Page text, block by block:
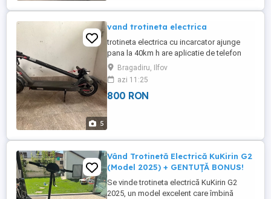
5
vand trotineta electrica
trotineta electrica cu incarcator ajunge
pana la 40km h are aplicatie de telefon
prin codul qr Anvelope pline perforate
stare excelenta, a fost folosita de maxim
2-3 ori
Bragadiru, Ilfov
azi 11:25
800 RON
Vând Trotinetă Electrică KuKirin G2
(Model 2025) + GENTUȚĂ BONUS!
Se vinde trotineta electrică KuKirin G2
2025, un model excelent care îmbină